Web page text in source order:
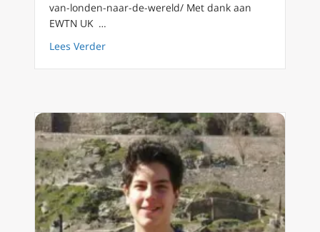
van-londen-naar-de-wereld/ Met dank aan
EWTN UK …
Lees Verderabout Laat je hart raken: tentoonstelling